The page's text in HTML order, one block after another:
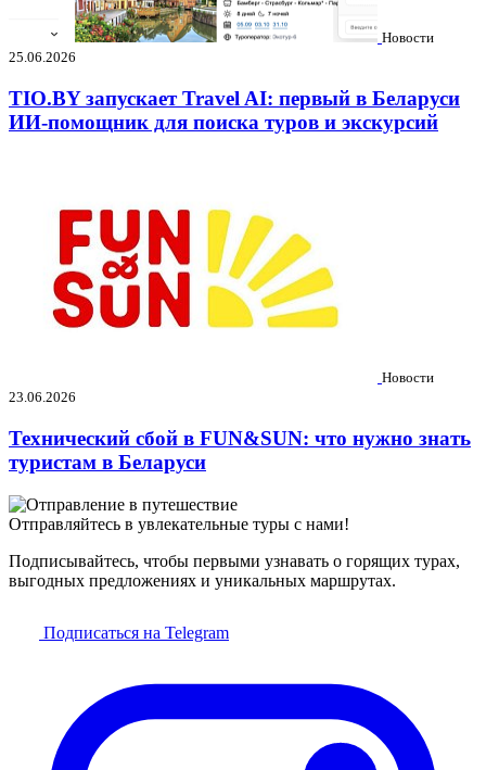
Новости
25.06.2026
TIO.BY запускает Travel AI: первый в Беларуси
ИИ-помощник для поиска туров и экскурсий
Новости
23.06.2026
Технический сбой в FUN&SUN: что нужно знать
туристам в Беларуси
Отправляйтесь в увлекательные туры с нами!
Подписывайтесь, чтобы первыми узнавать о горящих турах,
выгодных предложениях и уникальных маршрутах.
Подписаться на Telegram